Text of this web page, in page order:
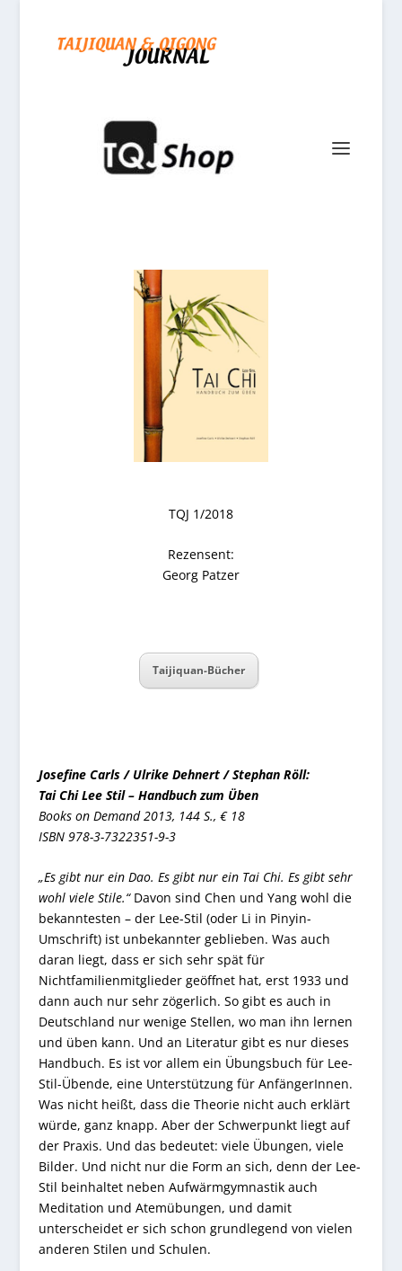
TQJ 1/2018
Rezensent:
Georg Patzer
Taijiquan-Bücher
Josefine Carls / Ulrike Dehnert / Stephan Röll:
Tai Chi Lee Stil – Handbuch zum Üben
Books on Demand 2013, 144 S., € 18
ISBN 978-3-7322351-9-3
„Es gibt nur ein Dao. Es gibt nur ein Tai Chi. Es gibt sehr
wohl viele Stile.“Davon sind Chen und Yang wohl die
bekanntesten – der Lee-Stil (oder Li in Pinyin-
Umschrift) ist unbekannter geblieben. Was auch
daran liegt, dass er sich sehr spät für
Nichtfamilienmitglieder geöffnet hat, erst 1933 und
dann auch nur sehr zögerlich. So gibt es auch in
Deutschland nur wenige Stellen, wo man ihn lernen
und üben kann. Und an Literatur gibt es nur dieses
Handbuch. Es ist vor allem ein Übungsbuch für Lee-
Stil-Übende, eine Unterstützung für AnfängerInnen.
Was nicht heißt, dass die Theorie nicht auch erklärt
würde, ganz knapp. Aber der Schwerpunkt liegt auf
der Praxis. Und das bedeutet: viele Übungen, viele
Bilder. Und nicht nur die Form an sich, denn der Lee-
Stil beinhaltet neben Aufwärmgymnastik auch
Meditation und Atemübungen, und damit
unterscheidet er sich schon grundlegend von vielen
anderen Stilen und Schulen.